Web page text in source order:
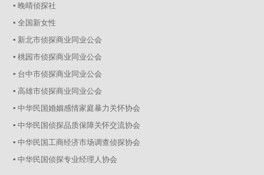
▪ 晚晴侦探社
▪ 全国新女性
▪ 新北市侦探商业同业公会
▪ 桃园市侦探商业同业公会
▪ 台中市侦探商业同业公会
▪ 高雄市侦探商业同业公会
▪ 中华民国婚姻感情家庭暴力关怀协会
▪ 中华民国侦探品质保障关怀交流协会
▪ 中华民国工商经济市场调查侦探协会
▪ 中华民国侦探专业经理人协会